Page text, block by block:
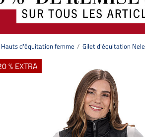
Hauts d'équitation femme Gilet d'équitation Nele
% EXTRA